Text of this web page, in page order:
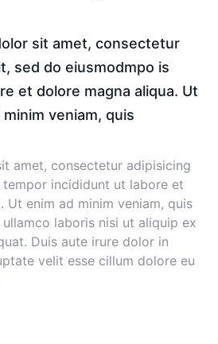
sit amet, consectetur
sed do eiusmodmpo is
et dolore magna aliqua. Ut
minim veniam, quis
amet, consectetur adipisicing
incididunt ut labore et
Ut enim ad minim veniam, quis
laboris nisi ut aliquip ex
Duis aute irure dolor in
velit esse cillum dolore eu